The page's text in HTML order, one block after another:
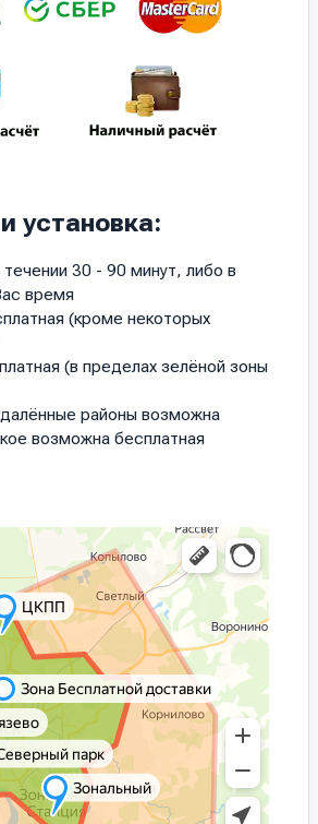
установка:
30 - 90 минут, либо в
время
(кроме некоторых
(в пределах зелёной зоны
районы возможна
возможна бесплатная